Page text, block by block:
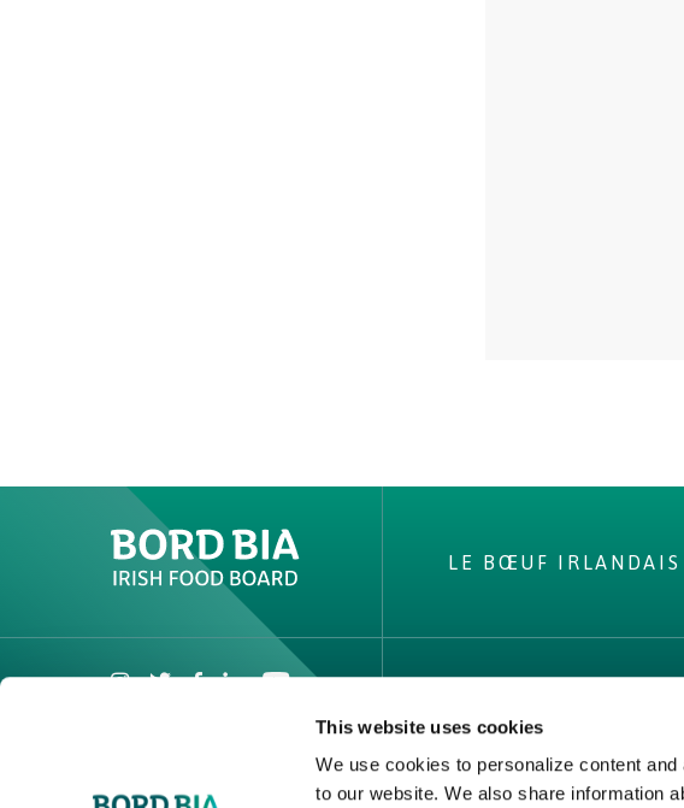
This website uses cookies
We use cookies to personalize content
to our website. We also share information
LE BŒUF IRLANDAIS
Politique de
confidentialité